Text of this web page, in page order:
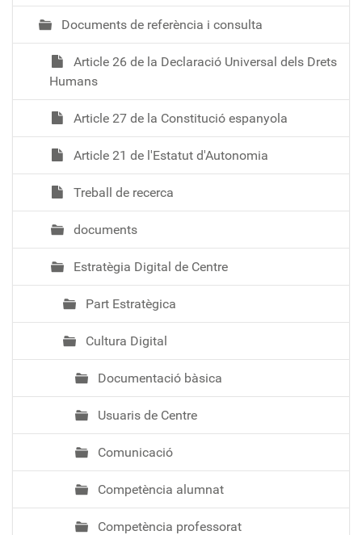
Documents de referència i consulta
Article 26 de la Declaració Universal dels Drets
Humans
Article 27 de la Constitució espanyola
Article 21 de l'Estatut d'Autonomia
Treball de recerca
documents
Estratègia Digital de Centre
Part Estratègica
Cultura Digital
Documentació bàsica
Usuaris de Centre
Comunicació
Competència alumnat
Competència professorat